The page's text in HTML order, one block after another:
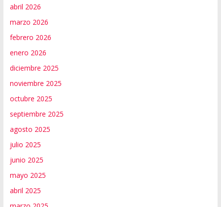
abril 2026
marzo 2026
febrero 2026
enero 2026
diciembre 2025
noviembre 2025
octubre 2025
septiembre 2025
agosto 2025
julio 2025
junio 2025
mayo 2025
abril 2025